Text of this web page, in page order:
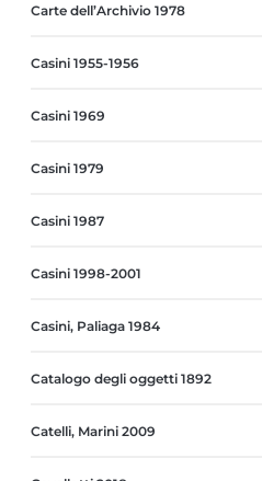
Carte dell’Archivio 1978
Casini 1955-1956
Casini 1969
Casini 1979
Casini 1987
Casini 1998-2001
Casini, Paliaga 1984
Catalogo degli oggetti 1892
Catelli, Marini 2009